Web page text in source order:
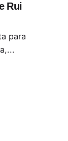
Rui
para